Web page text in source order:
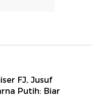
FJ, Jusuf
Putih: Biar